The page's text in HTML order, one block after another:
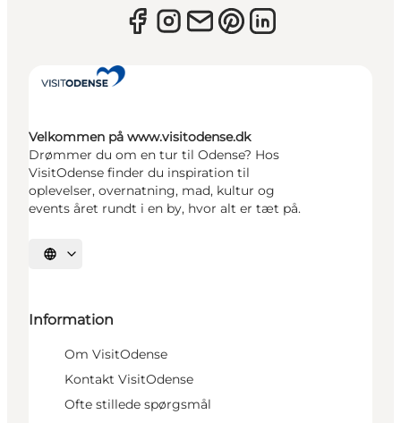
Velkommen på www.visitodense.dk
Drømmer du om en tur til Odense? Hos
VisitOdense finder du inspiration til
oplevelser, overnatning, mad, kultur og
events året rundt i en by, hvor alt er tæt på.
Vælg sprog
Information
Om VisitOdense
Kontakt VisitOdense
Ofte stillede spørgsmål